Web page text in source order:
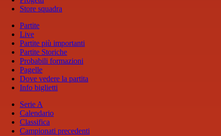
Store squadra
Partite
Live
Partite più importanti
Partite Storiche
Probabili formazioni
Pagelle
Dove vedere la partita
Info biglietti
Serie A
Calendario
Classifica
Campionati precedenti